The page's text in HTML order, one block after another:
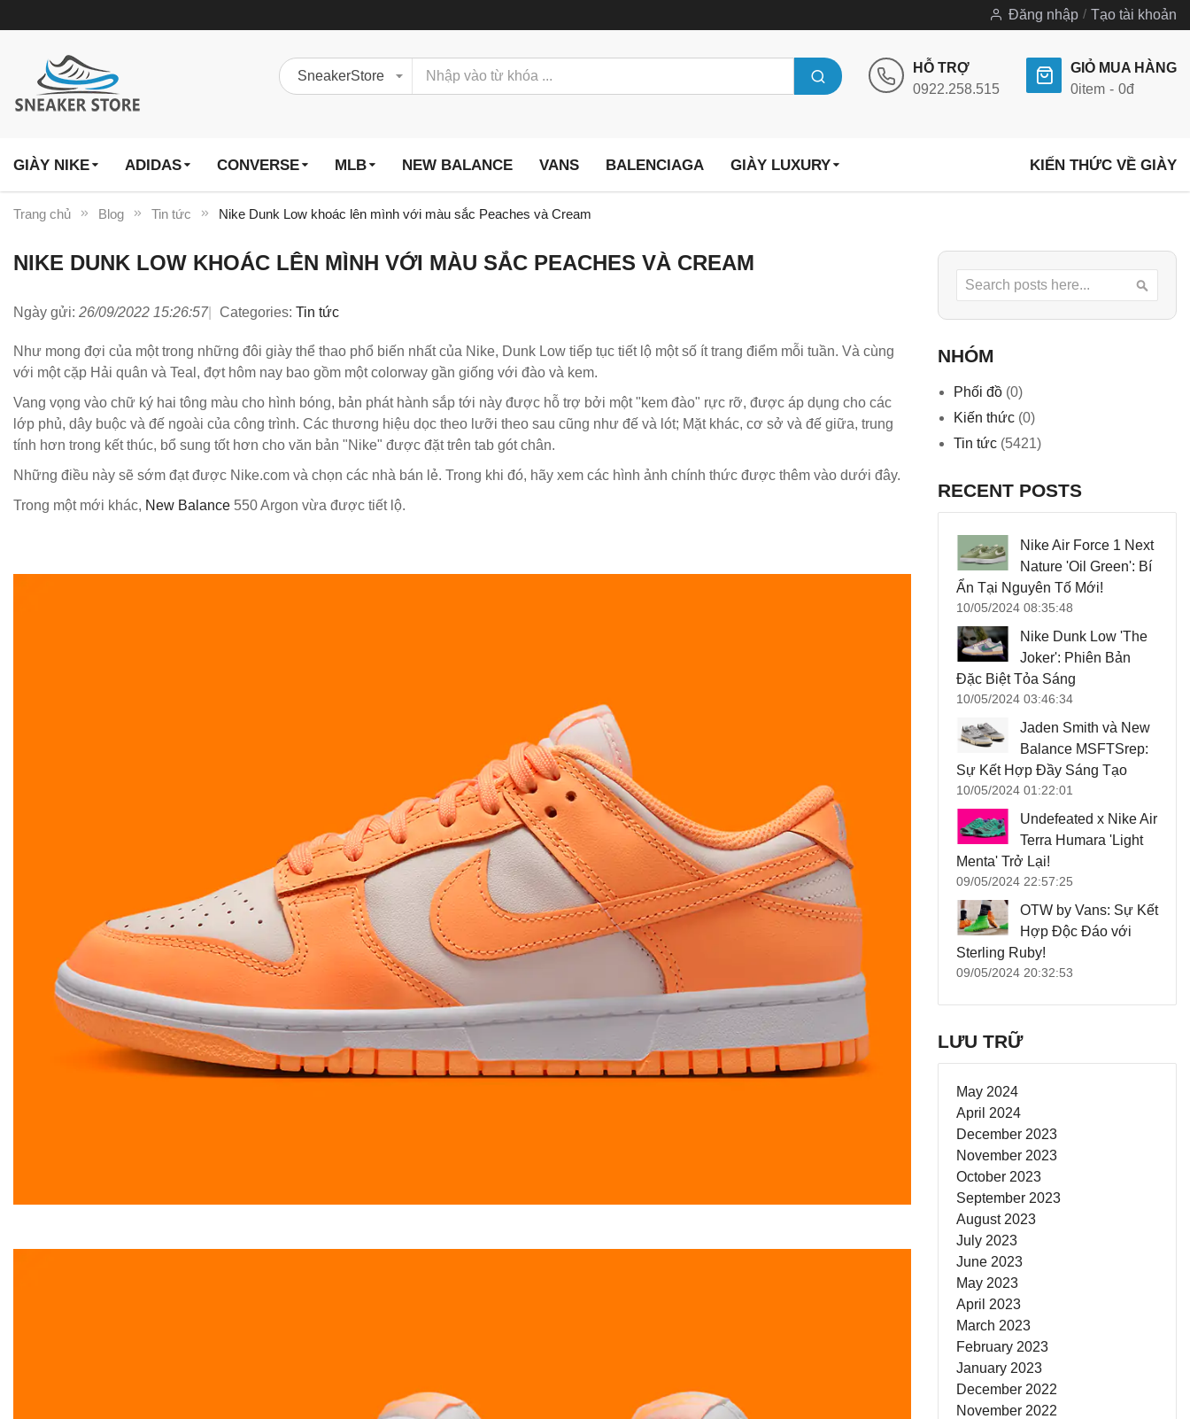
Đăng nhập Tạo tài khoản
HỖ TRỢ
0922.258.515
GIỎ MUA HÀNG
0item 0đ
GIÀY NIKE ADIDAS CONVERSE MLB NEW BALANCE VANS BALENCIAGA GIÀY LUXURY KIẾN THỨC VỀ GIÀY
Trang chủ Blog Tin tức Nike Dunk Low khoác lên mình với màu sắc Peaches và Cream
NIKE DUNK LOW KHOÁC LÊN MÌNH VỚI MÀU SẮC PEACHES VÀ CREAM
Ngày gửi: 26/09/2022 15:26:57 Categories: Tin tức
Như mong đợi của một trong những đôi giày thể thao phổ biến nhất của Nike, Dunk Low tiếp tục tiết lộ một số ít trang điểm mỗi tuần. Và cùng
với một cặp Hải quân và Teal, đợt hôm nay bao gồm một colorway gần giống với đào và kem.
Vang vọng vào chữ ký hai tông màu cho hình bóng, bản phát hành sắp tới này được hỗ trợ bởi một "kem đào" rực rỡ, được áp dụng cho các
lớp phủ, dây buộc và đế ngoài của công trình. Các thương hiệu dọc theo lưỡi theo sau cũng như đế và lót; Mặt khác, cơ sở và đế giữa, trung
tính hơn trong kết thúc, bổ sung tốt hơn cho văn bản "Nike" được đặt trên tab gót chân.
Những điều này sẽ sớm đạt được Nike.com và chọn các nhà bán lẻ. Trong khi đó, hãy xem các hình ảnh chính thức được thêm vào dưới đây.
Trong một mới khác, New Balance 550 Argon vừa được tiết lộ.
Search
NHÓM
Phối đồ (0)
Kiến thức (0)
Tin tức (5421)
RECENT POSTS
Nike Air Force 1 Next
Nature 'Oil Green': Bí
Ẩn Tại Nguyên Tố Mới!
10/05/2024 08:35:48
Nike Dunk Low 'The
Joker': Phiên Bản
Đặc Biệt Tỏa Sáng
10/05/2024 03:46:34
Jaden Smith và New
Balance MSFTSrep:
Sự Kết Hợp Đầy Sáng Tạo
10/05/2024 01:22:01
Undefeated x Nike Air
Terra Humara 'Light
Menta' Trở Lại!
09/05/2024 22:57:25
OTW by Vans: Sự Kết
Hợp Độc Đáo với
Sterling Ruby!
09/05/2024 20:32:53
LƯU TRỮ
May 2024
April 2024
December 2023
November 2023
October 2023
September 2023
August 2023
July 2023
June 2023
May 2023
April 2023
March 2023
February 2023
January 2023
December 2022
November 2022